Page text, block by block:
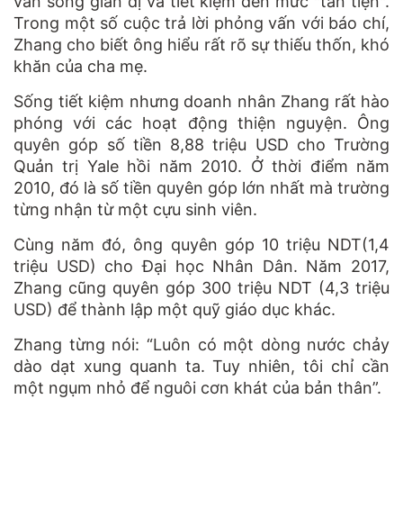
Trong một số cuộc trả lời phỏng vấn với báo chí,
Zhang cho biết ông hiểu rất rõ sự thiếu thốn, khó
khăn của cha mẹ.
Sống tiết kiệm nhưng doanh nhân Zhang rất hào
phóng với các hoạt động thiện nguyện. Ông
quyên góp số tiền 8,88 triệu USD cho Trường
Quản trị Yale hồi năm 2010. Ở thời điểm năm
2010, đó là số tiền quyên góp lớn nhất mà trường
từng nhận từ một cựu sinh viên.
Cùng năm đó, ông quyên góp 10 triệu NDT(1,4
triệu USD) cho Đại học Nhân Dân. Năm 2017,
Zhang cũng quyên góp 300 triệu NDT (4,3 triệu
USD) để thành lập một quỹ giáo dục khác.
Zhang từng nói: “Luôn có một dòng nước chảy
dào dạt xung quanh ta. Tuy nhiên, tôi chỉ cần
một ngụm nhỏ để nguôi cơn khát của bản thân”.